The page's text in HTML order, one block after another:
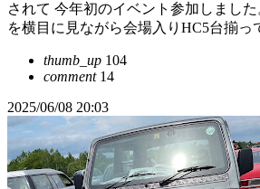
されて 今年初のイベント参加しまし
を横目に見ながら会場入りHC5台揃っ
thumb_up 104
comment14
2025/06/08 20:03